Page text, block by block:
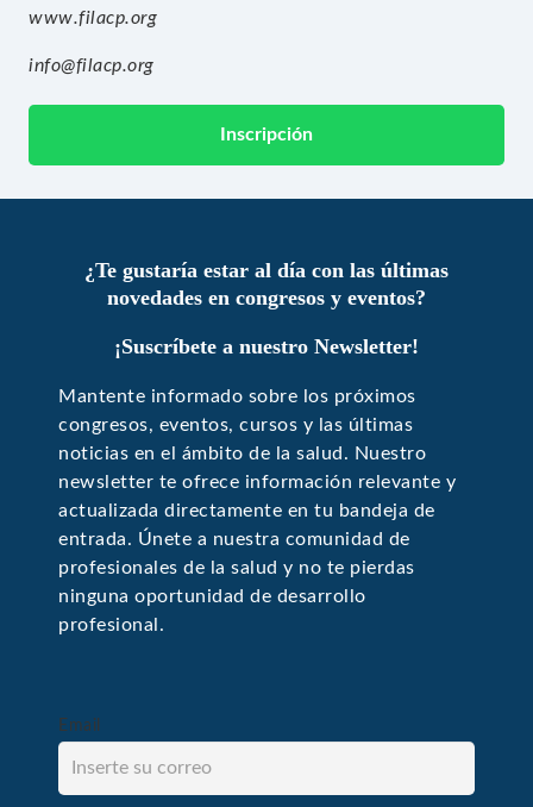
www.filacp.org
info@filacp.org
Inscripción
¿Te gustaría estar al día con las últimas
novedades en congresos y eventos?
¡Suscríbete a nuestro Newsletter!
Mantente informado sobre los próximos
congresos, eventos, cursos y las últimas
noticias en el ámbito de la salud. Nuestro
newsletter te ofrece información relevante y
actualizada directamente en tu bandeja de
entrada. Únete a nuestra comunidad de
profesionales de la salud y no te pierdas
ninguna oportunidad de desarrollo
profesional.
Email